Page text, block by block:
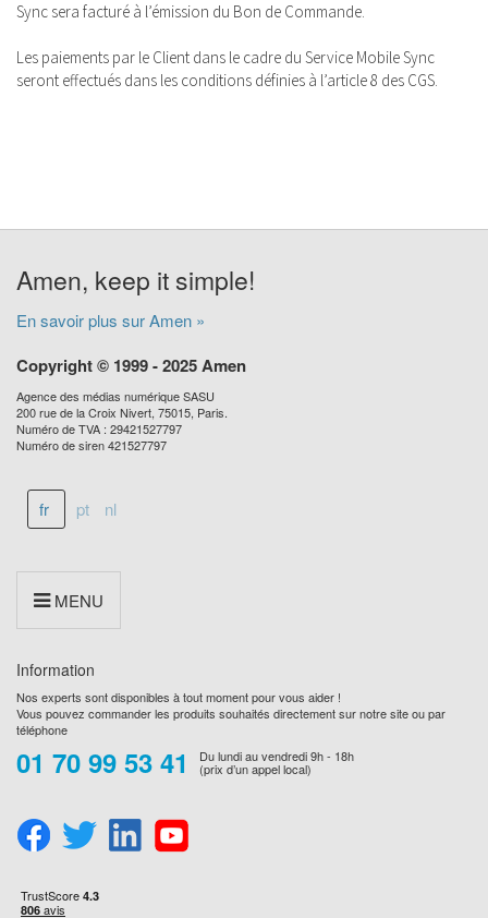
Sync sera facturé à l’émission du Bon de Commande.
Les paiements par le Client dans le cadre du Service Mobile Sync
seront effectués dans les conditions définies à l’article 8 des CGS.
Amen, keep it simple!
En savoir plus sur Amen »
Copyright © 1999 - 2025 Amen
Agence des médias numérique SASU
200 rue de la Croix Nivert, 75015, Paris.
Numéro de TVA : 29421527797
Numéro de siren 421527797
fr pt nl
MENU
Information
Nos experts sont disponibles à tout moment pour vous aider !
Vous pouvez commander les produits souhaités directement sur notre site ou par
téléphone
01 70 99 53 41 Du lundi au vendredi 9h - 18h
(prix d’un appel local)